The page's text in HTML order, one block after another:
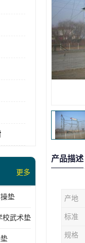
更多
垫
校武术垫
产品描述
产地
标准
规格